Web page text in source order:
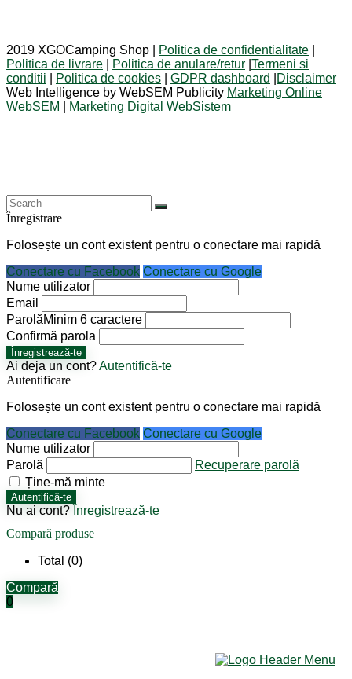
2019 XGOCamping Shop | Politica de confidentialitate
Politica de livrare
Politica de anulare/retur Termeni si
conditii
Politica de cookies GDPR dashboard
Disclaimer
Web Intelligence by WebSEM Publicity Marketing Online
WebSEM
Marketing Digital WebSistem
Înregistrare
Folosește un cont existent pentru o conectare mai rapidă
Conectare cu Facebook Conectare cu Google
Nume utilizator
Email
ParolăMinim 6 caractere
Confirmă parola
Înregistrează-te
Ai deja un cont?Autentifică-te
Autentificare
Folosește un cont existent pentru o conectare mai rapidă
Conectare cu Facebook Conectare cu Google
Nume utilizator
Parolă
Recuperare parolă
Ține-mă minte
Autentifică-te
Nu ai cont? Înregistrează-te
Compară produse
Total (0)
Compară
0